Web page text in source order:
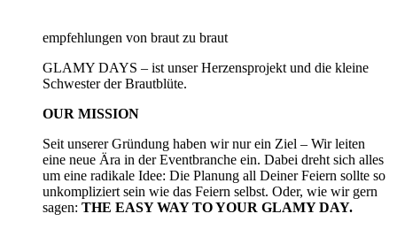
empfehlungen von braut zu braut
GLAMY DAYS – ist unser Herzensprojekt und die kleine
Schwester der Brautblüte.
OUR MISSION
Seit unserer Gründung haben wir nur ein Ziel – Wir leiten
eine neue Ära in der Eventbranche ein. Dabei dreht sich alles
um eine radikale Idee: Die Planung all Deiner Feiern sollte so
unkompliziert sein wie das Feiern selbst. Oder, wie wir gern
sagen: THE EASY WAY TO YOUR GLAMY DAY.